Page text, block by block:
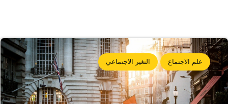
علم الاجتماع التغير الاجتماعي